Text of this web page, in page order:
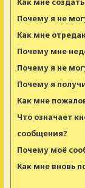
Почему я не
Как мне
Почему мне
Почему я не
Почему я
Как мне
Что означает
сообщения?
Почему моё
Как мне вновь